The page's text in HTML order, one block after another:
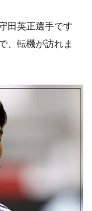
田英正選手です
、転機が訪れま